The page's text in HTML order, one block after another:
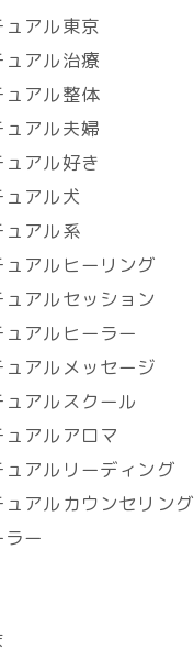
アル東京
アル治療
アル整体
アル夫婦
アル好き
アル犬
アル系
アルヒーリング
アルセッション
アルヒーラー
アルメッセージ
アルスクール
アルアロマ
アルリーディング
アルカウンセリング
ー